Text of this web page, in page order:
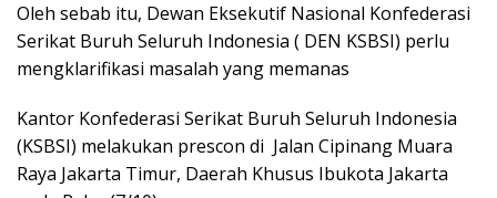
Oleh sebab itu, Dewan Eksekutif Nasional Konfederasi
Serikat Buruh Seluruh Indonesia ( DEN KSBSI) perlu
mengklarifikasi masalah yang memanas
Kantor Konfederasi Serikat Buruh Seluruh Indonesia
(KSBSI) melakukan prescon di Jalan Cipinang Muara
Raya Jakarta Timur, Daerah Khusus Ibukota Jakarta